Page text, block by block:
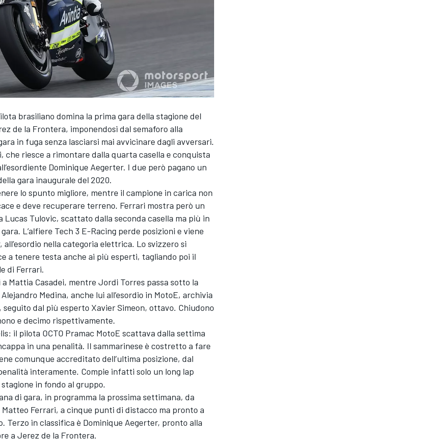
brasiliano domina la prima gara della stagione del
de la Frontera, imponendosi dal semaforo alla
in fuga senza lasciarsi mai avvicinare dagli avversari.
riesce a rimontare dalla quarta casella e conquista
Dominique Aegerter. I due però pagano un
gara inaugurale del 2020.
lo spunto migliore, mentre il campione in carica non
e deve recuperare terreno. Ferrari mostra però un
Lucas Tulovic, scattato dalla seconda casella ma più in
L’alfiere Tech 3 E-Racing perde posizioni e viene
nella categoria elettrica. Lo svizzero si
a tenere testa anche ai più esperti, tagliando poi il
di Ferrari.
Mattia Casadei, mentre Jordi Torres passa sotto la
Medina, anche lui all’esordio in MotoE, archivia
dal più esperto Xavier Simeon, ottavo. Chiudono
e decimo rispettivamente.
il pilota OCTO Pramac MotoE scattava dalla settima
in una penalità. Il sammarinese è costretto a fare
comunque accreditato dell’ultima posizione, dal
interamente. Compie infatti solo un long lap
in fondo al gruppo.
di gara, in programma la prossima settimana, da
Matteo Ferrari, a cinque punti di distacco ma pronto a
Terzo in classifica è Dominique Aegerter, pronto alla
a Jerez de la Frontera.